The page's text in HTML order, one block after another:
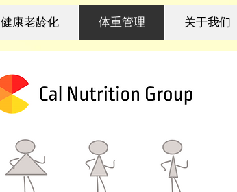
健康老龄化 体重管理 关于我们